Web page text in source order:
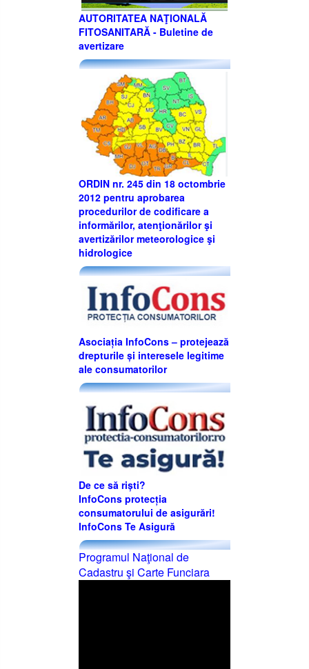
AUTORITATEA NAŢIONALĂ
FITOSANITARĂ - Buletine de
avertizare
ORDIN nr. 245 din 18 octombrie
2012 pentru aprobarea
procedurilor de codificare a
informărilor, atenţionărilor şi
avertizărilor meteorologice şi
hidrologice
Asociația InfoCons – protejează
drepturile și interesele legitime
ale consumatorilor
De ce să riști?
InfoCons protecția
consumatorului de asigurări!
InfoCons Te Asigură
Programul Naţional de
Cadastru şi Carte Funciara